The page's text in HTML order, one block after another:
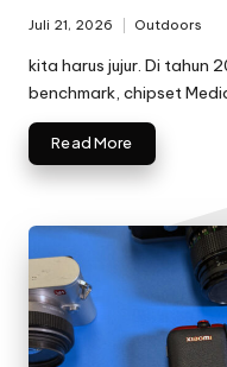
Juli 21, 2026
in
Outdoors
kita harus jujur. Di tahun
benchmark, chipset
Read More